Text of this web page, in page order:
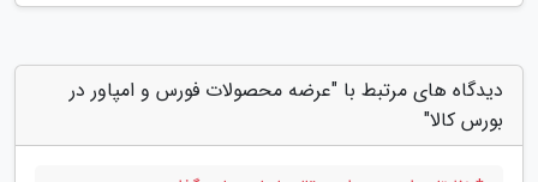
دیدگاه های مرتبط با "عرضه محصولات فورس و امپاور در
بورس کالا"